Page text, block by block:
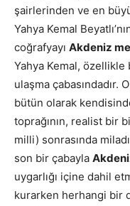
şairlerinden ve en
Yahya Kemal
coğrafyayı Akdeniz
Yahya Kemal,
ulaşma çabasındadır.
bütün olarak
toprağının, realist bir
milli) sonrasında
son bir çabayla
uygarlığı içine dahil
kurarken herhangi bir